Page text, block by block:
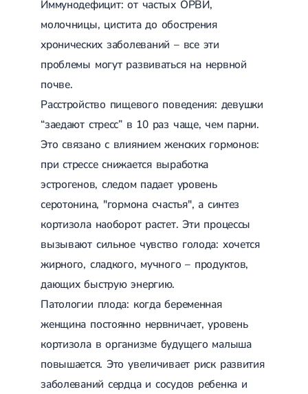
Синусовая аритмия
Мерцательная аритмия
Стенокардия
Вазоспастическая стенокардия
Электрокардиограмма (ЭКГ)
Кардиология климактерического периода
Кардиология при ведении беременности
Гипертония
Симптоматическая артериальная гипертензия
Желчнокаменная болезнь (ЖКБ)
Лечение желчнокаменной болезни
Камни в желчном пузыре
Панкреатит
Реактивный панкреатит
Хронический панкреатит
Холецистит
Острый холецистит
Бескаменный холецистит
Бронхит
Бронхит у детей
Обструктивный бронхит
Хронический бронхит
Острый бронхит
Иммунодефицит: от частых ОРВИ,
молочницы, цистита до обострения
хронических заболеваний – все эти
проблемы могут развиваться на нервной
почве.
Расстройство пищевого поведения: девушки
“заедают стресс” в 10 раз чаще, чем парни.
Это связано с влиянием женских гормонов:
при стрессе снижается выработка
эстрогенов, следом падает уровень
серотонина, "гормона счастья", а синтез
кортизола наоборот растет. Эти процессы
вызывают сильное чувство голода: хочется
жирного, сладкого, мучного – продуктов,
дающих быструю энергию.
Патологии плода: когда беременная
женщина постоянно нервничает, уровень
кортизола в организме будущего малыша
повышается. Это увеличивает риск развития
заболеваний сердца и сосудов ребенка и